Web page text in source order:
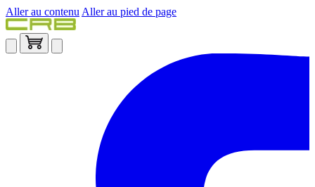
Aller au contenu Aller au pied de page